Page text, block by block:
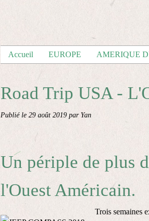
Accueil EUROPE AMERIQUE
Road Trip USA -
Publié le 29 août 2019 par Yan
Un périple de plus
l'Ouest Américain.
Trois semaines